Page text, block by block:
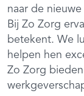
naar de
Bij Zo Zorg
betekent. We
helpen hen
Zo Zorg